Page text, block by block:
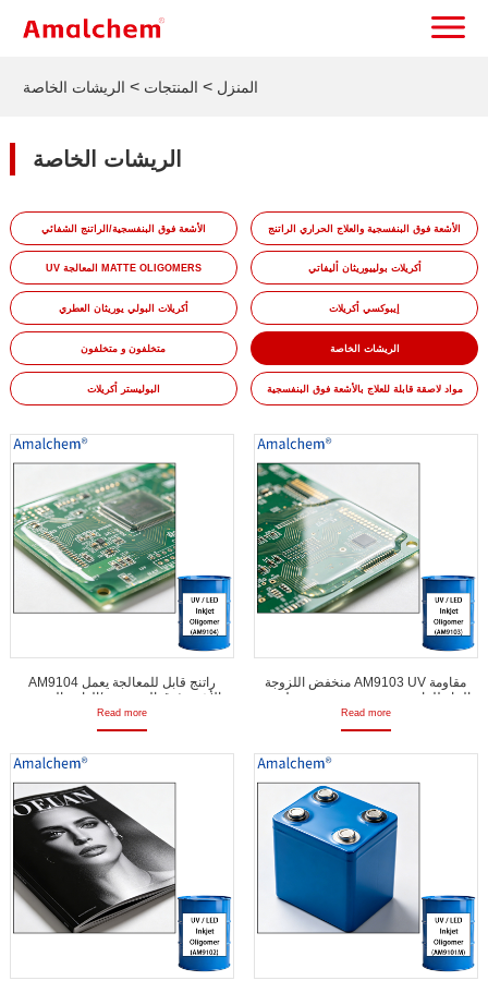
المنزل > المنتجات > الريشات الخاصة
الريشات الخاصة
الأشعة فوق البنفسجية/الراتنج الشفائي الأشعة فوق البنفسجية والعلاج الحراري الراتنج
UV المعالجة MATTE OLIGOMERS أكريلات بولييوريثان أليفاتي
أكريلات البولي يوريثان العطري إيبوكسي أكريلات
متخلفون و متخلفون الريشات الخاصة
البوليستر أكريلات مواد لاصقة قابلة للعلاج بالأشعة فوق البنفسجية
AM9104 راتنج قابل للمعالجة يعمل
بالأشعة فوق البنفسجية/الدايود المبتعث
للضوء -لزوجة منخفضة، ومقاومة المياه،
وعلاج سريع على سطح الماء لنفث الحبر،
Read more
منخفض اللزوجة AM9103 UV مقاومة
الماء للراتنج، مرن و تجفيف سريع لنفث
الحبر للأشعة فوق البنفسجية، طلاء مطابق
ومواد لاصقة
Read more